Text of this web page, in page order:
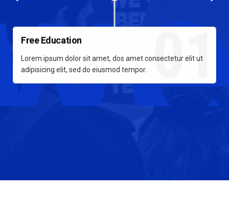
01
Free Education
Lorem ipsum dolor sit amet, dos amet consectetur elit ut
adipisicing elit, sed do eiusmod tempor.